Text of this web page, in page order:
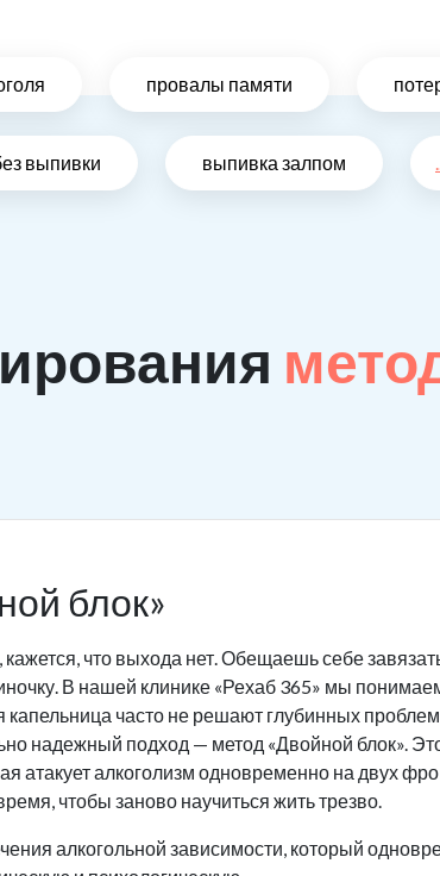
провалы памяти
выпивки выпивка залпом
блок»
кажется, что выхода нет. Обещаешь себе
В нашей клинике «Рехаб 365» мы
капельница часто не решают глубинных
надежный подход — метод «Двойной блок».
атакует алкоголизм одновременно на двух
чтобы заново научиться жить трезво.
алкогольной зависимости, который